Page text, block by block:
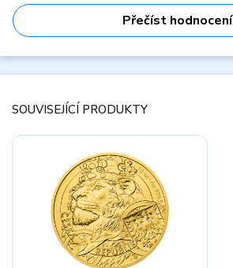
Přečíst hodnocení
SOUVISEJÍCÍ PRODUKTY